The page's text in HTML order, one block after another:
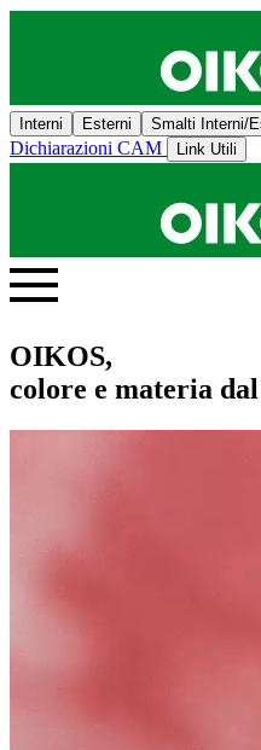
Interni Esterni Smalti Interni/
Dichiarazioni CAM Link Utili
OIKOS,
colore e materia dal